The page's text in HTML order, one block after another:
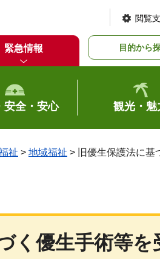
閲覧
緊急情報 目的から
安全・安心 観光・魅
祉 > 地域福祉 > 旧優生保護法に基
く優生手術等